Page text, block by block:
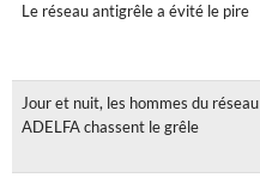
Le réseau antigrêle a évité le pire
Jour et nuit, les hommes du réseau
ADELFA chassent le grêle